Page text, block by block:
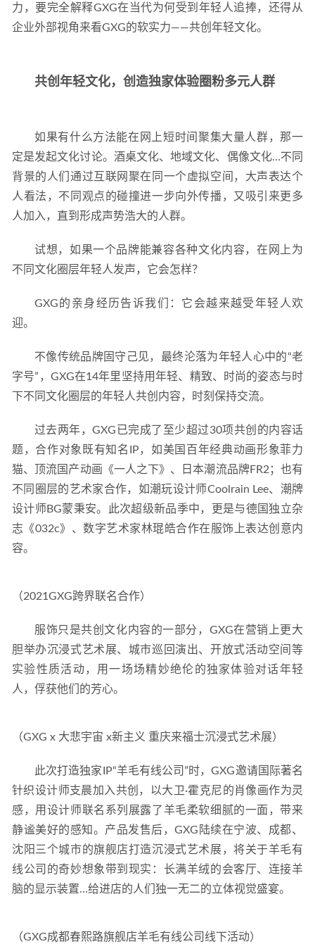
力，要完全解释GXG在当代为何受到年轻人追捧，还得从
企业外部视角来看GXG的软实力——共创年轻文化。
共创年轻文化，创造独家体验圈粉多元人群
如果有什么方法能在网上短时间聚集大量人群，那一
定是发起文化讨论。酒桌文化、地域文化、偶像文化…不同
背景的人们通过互联网聚在同一个虚拟空间，大声表达个
人看法，不同观点的碰撞进一步向外传播，又吸引来更多
人加入，直到形成声势浩大的人群。
试想，如果一个品牌能兼容各种文化内容，在网上为
不同文化圈层年轻人发声，它会怎样？
GXG的亲身经历告诉我们：它会越来越受年轻人欢
迎。
不像传统品牌固守己见，最终沦落为年轻人心中的“老
字号”，GXG在14年里坚持用年轻、精致、时尚的姿态与时
下不同文化圈层的年轻人共创内容，时刻保持交流。
过去两年，GXG已完成了至少超过30项共创的内容话
题，合作对象既有知名IP，如美国百年经典动画形象菲力
猫、顶流国产动画《一人之下》、日本潮流品牌FR2；也有
不同圈层的艺术家合作，如潮玩设计师Coolrain Lee、潮牌
设计师BG蒙秉安。此次超级新品季中，更是与德国独立杂
志《032c》、数字艺术家林琨皓合作在服饰上表达创意内
容。
（2021GXG跨界联名合作）
服饰只是共创文化内容的一部分，GXG在营销上更大
胆举办沉浸式艺术展、城市巡回演出、开放式活动空间等
实验性质活动，用一场场精妙绝伦的独家体验对话年轻
人，俘获他们的芳心。
（GXG x 大悲宇宙 x新主义 重庆来福士沉浸式艺术展）
此次打造独家IP“羊毛有线公司”时，GXG邀请国际著名
针织设计师支晨加入共创，以大卫·霍克尼的肖像画作为灵
感，用设计师联名系列展露了羊毛柔软细腻的一面，带来
静谧美好的感知。产品发售后，GXG陆续在宁波、成都、
沈阳三个城市的旗舰店打造沉浸式艺术展，将关于羊毛有
线公司的奇妙想象带到现实：长满羊绒的会客厅、连接羊
脑的显示装置…给进店的人们独一无二的立体视觉盛宴。
（GXG成都春熙路旗舰店羊毛有线公司线下活动）